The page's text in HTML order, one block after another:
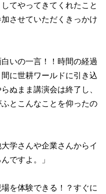
てやってきてくれたこと
させていただくきっかけ
いの一言！！時間の経過
に世耕ワールドに引き込
ぬまま講演会は終了し、
とこんなことを仰ったの
学さんや企業さんからイ
ですよ。」
を体験できる！？すぐに